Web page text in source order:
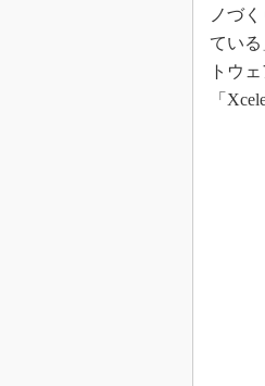
ノづ
てい
トウ
「